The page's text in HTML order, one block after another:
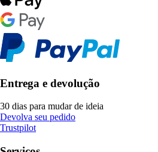
Entrega e devolução
30 dias para mudar de ideia
Devolva seu pedido
Trustpilot